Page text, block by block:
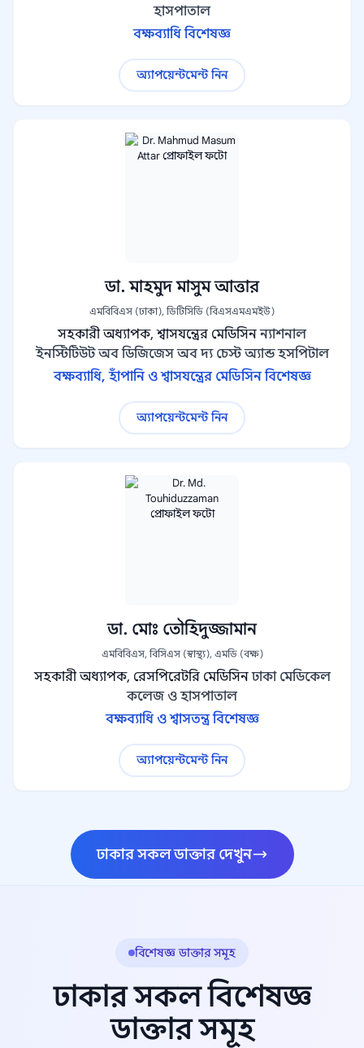
হাসপাতাল
বক্ষব্যাধি বিশেষজ্ঞ
অ্যাপয়েন্টমেন্ট নিন
ডা. মাহমুদ মাসুম আত্তার
এমবিবিএস (ঢাকা), ডিটিসিডি (বিএসএমএমইউ)
সহকারী অধ্যাপক, শ্বাসযন্ত্রের মেডিসিন ন্যাশনাল
ইনস্টিটিউট অব ডিজিজেস অব দ্য চেস্ট অ্যান্ড হসপিটাল
বক্ষব্যাধি, হাঁপানি ও শ্বাসযন্ত্রের মেডিসিন বিশেষজ্ঞ
অ্যাপয়েন্টমেন্ট নিন
ডা. মোঃ তৌহিদুজ্জামান
এমবিবিএস, বিসিএস (স্বাস্থ্য), এমডি (বক্ষ)
সহকারী অধ্যাপক, রেসপিরেটরি মেডিসিন ঢাকা মেডিকেল
কলেজ ও হাসপাতাল
বক্ষব্যাধি ও শ্বাসতন্ত্র বিশেষজ্ঞ
অ্যাপয়েন্টমেন্ট নিন
ঢাকার সকল ডাক্তার দেখুন
বিশেষজ্ঞ ডাক্তার সমূহ
ঢাকার সকল বিশেষজ্ঞ
ডাক্তার সমূহ